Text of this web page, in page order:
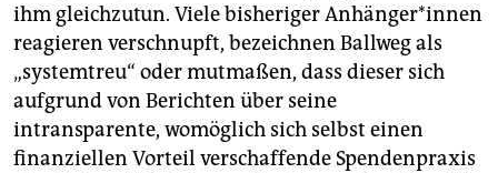
ihm gleichzutun. Viele bisheriger Anhänger*innen
reagieren verschnupft, bezeichnen Ballweg als
„systemtreu“ oder mutmaßen, dass dieser sich
aufgrund von Berichten über seine
intransparente, womöglich sich selbst einen
finanziellen Vorteil verschaffende Spendenpraxis